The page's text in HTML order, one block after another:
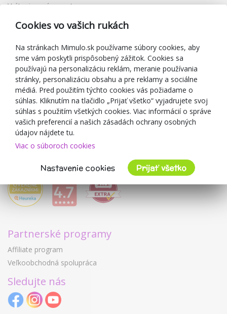
Vrátenie a výmena tovaru
Reklamácia
Darčekové poukážky
Zľavové kupóny
Blog
O predajcovi
Mimulo.sk
Obchodné podmienky
Ochrana osobných údajov GDPR
Kontakty
Spolupracujeme
Partnerské programy
Affiliate program
Veľkoobchodná spolupráca
Sledujte nás
Cookies vo vašich rukách
Na stránkach Mimulo.sk používame súbory cookies, aby
sme vám poskytli prispôsobený zážitok. Cookies sa
používajú na personalizáciu reklám, meranie používania
stránky, personalizáciu obsahu a pre reklamy a sociálne
médiá. Pred použitím týchto cookies vás požiadame o
súhlas. Kliknutím na tlačidlo „Prijať všetko“ vyjadrujete svoj
súhlas s použitím všetkých cookies. Viac informácií o správe
vašich preferencií a našich zásadách ochrany osobných
údajov nájdete tu.
Viac o súboroch cookies
Nastavenie cookies Prijať všetko